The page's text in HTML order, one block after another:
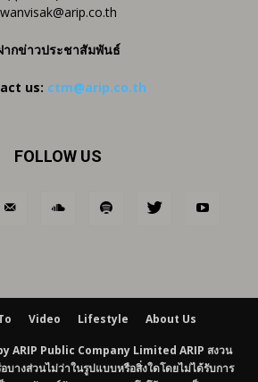
wanvisak@arip.co.th
ากข่าวประชาสัมพันธ์
us: ctm@arip.co.th
FOLLOW US
Video Lifestyle About Us
ARIP Public Company Limited ARIP สงวน
างส่วนไม่ว่าในรูปแบบหรือสิ่งใดโดยไม่ได้รับการ